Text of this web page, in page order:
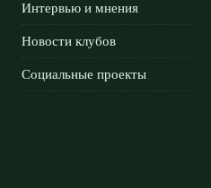
Интервью и мнения
Новости клубов
Социальные проекты